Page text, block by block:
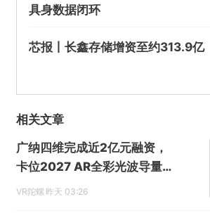
具身数据闭环
芯报丨长鑫存储增资至约313.9亿
相关文章
广纳四维完成近2亿元融资，
卡位2027 AR全彩光波导量产
窗口
VR陀螺 昨天 03:26